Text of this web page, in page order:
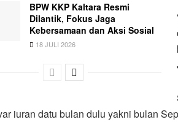
BPW KKP Kaltara Resmi
Dilantik, Fokus Jaga
Kebersamaan dan Aksi Sosial
18 JULI 2026
iuran datu bulan dulu yakni bulan